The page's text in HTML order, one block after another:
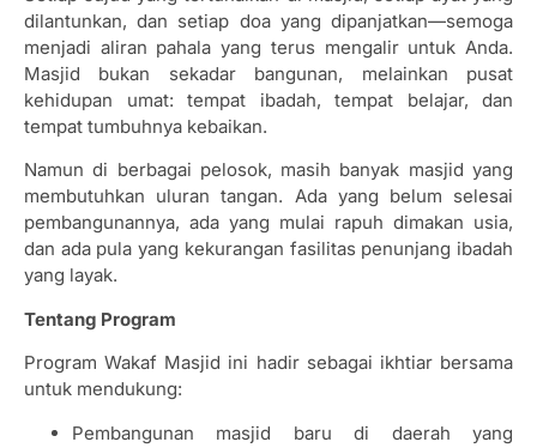
dilantunkan, dan setiap doa yang dipanjatkan—semoga
menjadi aliran pahala yang terus mengalir untuk Anda.
Masjid bukan sekadar bangunan, melainkan pusat
kehidupan umat: tempat ibadah, tempat belajar, dan
tempat tumbuhnya kebaikan.
Namun di berbagai pelosok, masih banyak masjid yang
membutuhkan uluran tangan. Ada yang belum selesai
pembangunannya, ada yang mulai rapuh dimakan usia,
dan ada pula yang kekurangan fasilitas penunjang ibadah
yang layak.
Tentang Program
Program Wakaf Masjid ini hadir sebagai ikhtiar bersama
untuk mendukung:
Pembangunan masjid baru di daerah yang